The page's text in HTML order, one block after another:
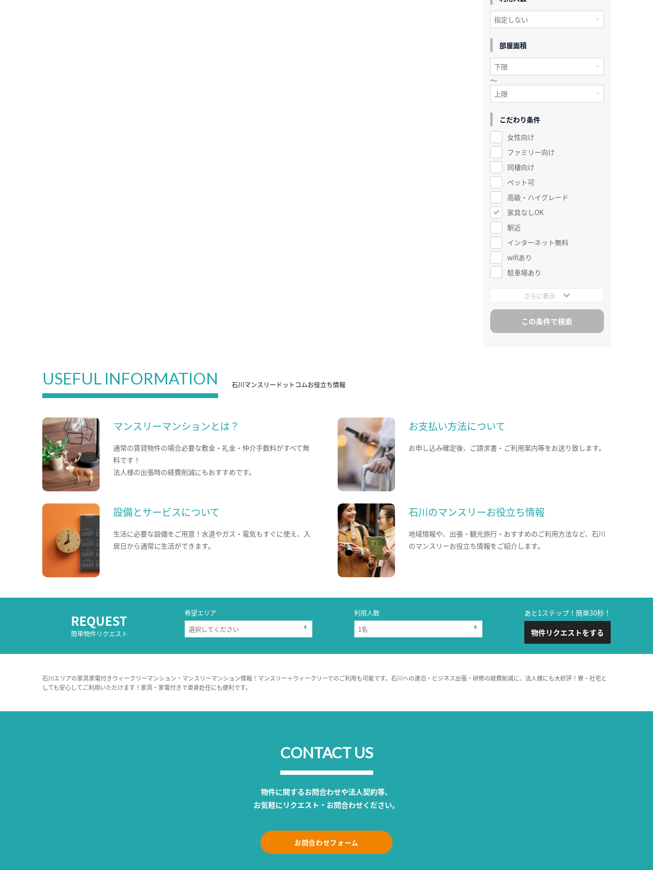
部屋面積
～
こだわり条件
女性向け
ファミリー向け
同棲向け
ペット可
高級・ハイグレード
家具なしOK
駅近
インターネット無料
wifiあり
駐車場あり
さらに表示
USEFUL INFORMATION 石川マンスリードットコムお役立ち情報
マンスリーマンションとは？
通常の賃貸物件の場合必要な敷金・礼金・仲介手数料がすべて無
料です！
法人様の出張時の経費削減にもおすすめです。
お支払い方法について
お申し込み確定後、ご請求書・ご利用案内等をお送り致します。
設備とサービスについて
生活に必要な設備をご用意！水道やガス・電気もすぐに使え、入
居日から通常に生活ができます。
石川のマンスリーお役立ち情報
地域情報や、出張・観光旅行・おすすめのご利用方法など、石川
のマンスリーお役立ち情報をご紹介します。
REQUEST
簡単物件リクエスト
希望エリア 利用人数 あと1ステップ！簡単30秒！
物件リクエストをする
石川エリアの家具家電付きウィークリーマンション・マンスリーマンション情報！マンスリー＋ウィークリーでのご利用も可能です。石川への連泊・ビジネス出張・研修の経費削減に、法人様にも大好評！寮・社宅と
しても安心してご利用いただけます！家具・家電付きで単身赴任にも便利です。
CONTACT US
物件に関するお問合わせや法人契約等、
お気軽にリクエスト・お問合わせください。
お問合わせフォーム